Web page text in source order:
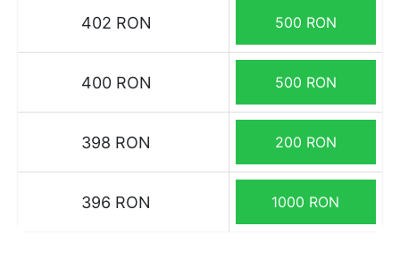
402 RON 500 RON
400 RON 500 RON
398 RON 200 RON
396 RON 1000 RON